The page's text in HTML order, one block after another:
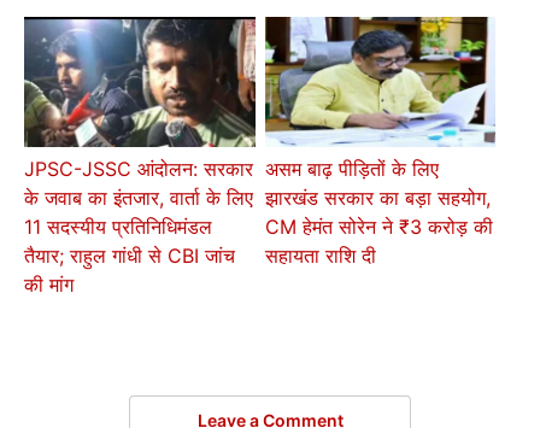
JPSC-JSSC आंदोलन: सरकार
के जवाब का इंतजार, वार्ता के लिए
11 सदस्यीय प्रतिनिधिमंडल
तैयार; राहुल गांधी से CBI जांच
की मांग
असम बाढ़ पीड़ितों के लिए
झारखंड सरकार का बड़ा सहयोग,
CM हेमंत सोरेन ने ₹3 करोड़ की
सहायता राशि दी
Leave a Comment